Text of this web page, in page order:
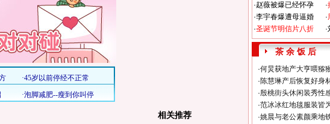
相关推荐
·赵薇被爆已经怀孕
·李宇春爆遭母逼婚
·圣诞节明信片八折
·
·
·
茶 余 饭 后
·何炅获地产大亨喂猕
·陈慧琳产后恢复好身
·殷桃街头休闲装秀性
·范冰冰红地毯服装皆
·姚晨与老公素颜乘地